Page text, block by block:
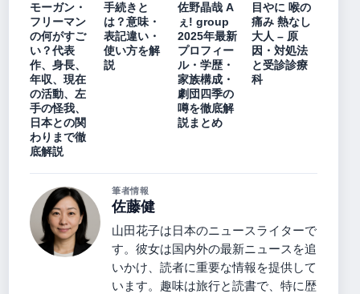
モーガン・
フリーマン
の何がすご
い？代表
作、身長、
年収、現在
の活動、左
手の怪我、
日本との関
わりまで徹
底解説
手続きと
は？意味・
表記違い・
使い方を解
説
佐野晶哉 A
ぇ! group
2025年最新
プロフィー
ル・学歴・
家族構成・
劇団四季の
噂を徹底解
説まとめ
目やに 喉の
痛み 熱なし
大人 – 原
因・対処法
と受診診療
科
筆者情報
佐藤健
山田花子は日本のニュースライターで
す。彼女は国内外の最新ニュースを追
いかけ、読者に重要な情報を提供して
います。趣味は旅行と読書で、特に歴